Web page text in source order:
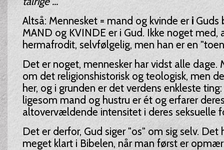
Altså: Mennesket = mand og kvinde er iGuds
MAND og KVINDE er i Gud. Ikke noget med,
hermafrodit, selvfølgelig, men han er en
Det er noget, mennesker har vidst alle dage.
om det religionshistorisk og teologisk, men
her, og i grunden er det verdens enkleste
ligesom mand og hustru er ét og erfarer
altovervældende intensitet i deres seksuelle
Det er derfor, Gud siger "os" om sig selv. Det
meget klart i Bibelen, når man først er